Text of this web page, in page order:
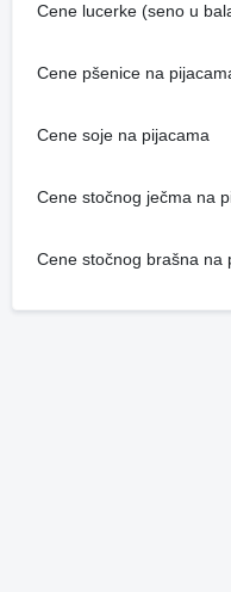
Cene lucerke (seno u
Cene pšenice na
Cene soje na pijacama
Cene stočnog ječma na
Cene stočnog brašna na